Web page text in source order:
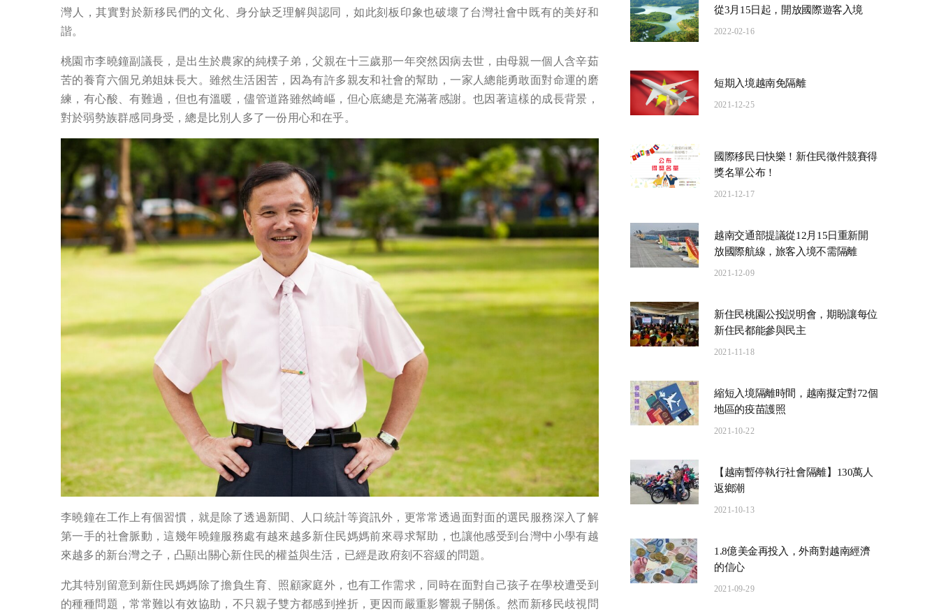
灣人，其實對於新移民們的文化、身分缺乏理解與認同，如此刻板印象也破壞了台灣社會中既有的美好和
諧。
桃園市李曉鐘副議長，是出生於農家的純樸子弟，父親在十三歲那一年突然因病去世，由母親一個人含辛茹
苦的養育六個兄弟姐妹長大。雖然生活困苦，因為有許多親友和社會的幫助，一家人總能勇敢面對命運的磨
練，有心酸、有難過，但也有溫暖，儘管道路雖然崎嶇，但心底總是充滿著感謝。也因著這樣的成長背景，
對於弱勢族群感同身受，總是比別人多了一份用心和在乎。
李曉鐘在工作上有個習慣，就是除了透過新聞、人口統計等資訊外，更常常透過面對面的選民服務深入了解
第一手的社會脈動，這幾年曉鐘服務處有越來越多新住民媽媽前來尋求幫助，也讓他感受到台灣中小學有越
來越多的新台灣之子，凸顯出關心新住民的權益與生活，已經是政府刻不容緩的問題。
尤其特別留意到新住民媽媽除了擔負生育、照顧家庭外，也有工作需求，同時在面對自己孩子在學校遭受到
的種種問題，常常難以有效協助，不只親子雙方都感到挫折，更因而嚴重影響親子關係。然而新移民歧視問
從3月15日起，開放國際遊客入境
2022-02-16
短期入境越南免隔離
2021-12-25
國際移民日快樂！新住民徵件競賽得
獎名單公布！
2021-12-17
越南交通部提議從12月15日重新開
放國際航線，旅客入境不需隔離
2021-12-09
新住民桃園公投説明會，期盼讓每位
新住民都能參與民主
2021-11-18
縮短入境隔離時間，越南擬定對72個
地區的疫苗護照
2021-10-22
【越南暫停執行社會隔離】130萬人
返鄉潮
2021-10-13
1.8億美金再投入，外商對越南經濟
的信心
2021-09-29